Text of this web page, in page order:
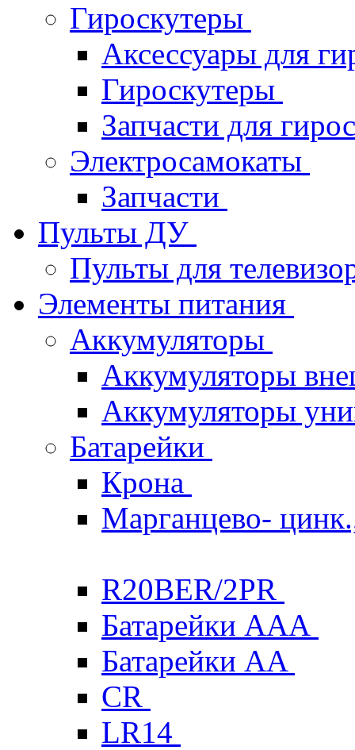
Гироскутеры
Аксессуары для
Гироскутеры
Запчасти для
Электросамокаты
Запчасти
Пульты ДУ
Пульты для
Элементы питания
Аккумуляторы
Аккумуляторы
Аккумуляторы
Батарейки
Крона
Марганцево-
R20BER/2PR
Батарейки ААА
Батарейки AA
CR
LR14